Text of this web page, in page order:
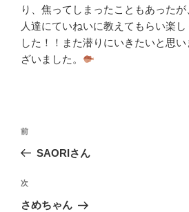
り、焦ってしまったこともあった
人達にていねいに教えてもらい楽
した！！また潜りにいきたいと思
ざいました。
投
ビ
ゲ
過
去
投
稿
前
SAORIさん
次
の
次
さめちゃん